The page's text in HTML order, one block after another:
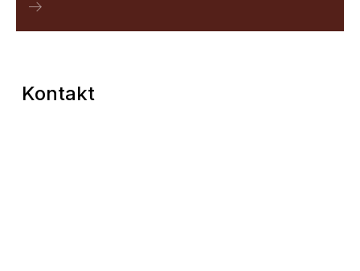
Kontakt